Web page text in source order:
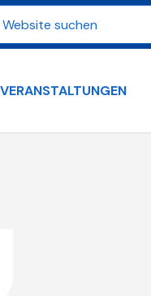
VERANSTALTUNGEN